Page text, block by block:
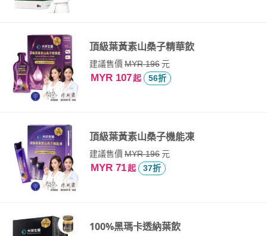
頂級葉黃素山桑子精華飲
建議售價MYR 196元
MYR 107起 56折
頂級葉黃素山桑子機能凍
建議售價MYR 196元
MYR 71起 37折
100%黑瑪卡透納葉飲